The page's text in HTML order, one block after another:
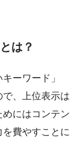
は？
ーワード」
、上位表示は
にはコンテン
費やすことに